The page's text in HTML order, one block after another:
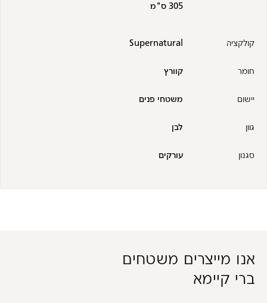
305 ס"מ
קולקציה Supernatural
חומר קוורץ
יישום משטחי פנים
גוון לבן
סגנון עורקים
אנו מייצרים משטחים
ברי קיימא